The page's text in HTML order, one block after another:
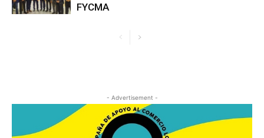
FYCMA
- Advertisement -